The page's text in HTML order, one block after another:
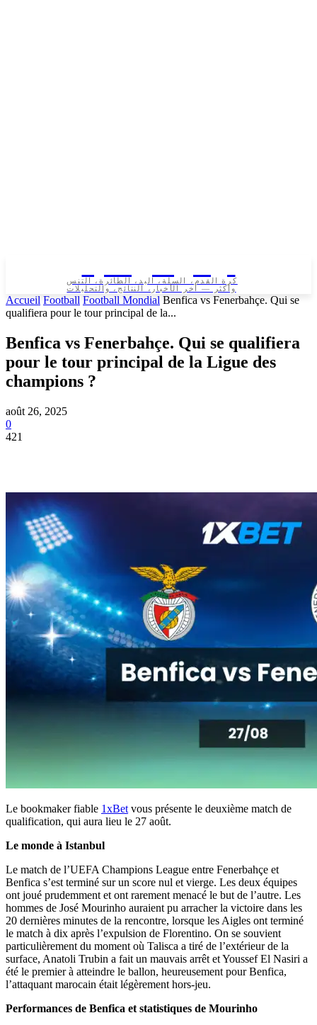
كرة القدم، السلة، اليد، الطائرة، التنس
وأكثر — آخر الأخبار، النتائج، والتحليلات
Accueil Football Football Mondial Benfica vs Fenerbahçe. Qui se
qualifiera pour le tour principal de la...
Benfica vs Fenerbahçe. Qui se qualifiera
pour le tour principal de la Ligue des
champions ?
août 26, 2025
0
421
Le bookmaker fiable 1xBet vous présente le deuxième match de
qualification, qui aura lieu le 27 août.
Le monde à Istanbul
Le match de l’UEFA Champions League entre Fenerbahçe et
Benfica s’est terminé sur un score nul et vierge. Les deux équipes
ont joué prudemment et ont rarement menacé le but de l’autre. Les
hommes de José Mourinho auraient pu arracher la victoire dans les
20 dernières minutes de la rencontre, lorsque les Aigles ont terminé
le match à dix après l’expulsion de Florentino. On se souvient
particulièrement du moment où Talisca a tiré de l’extérieur de la
surface, Anatoli Trubin a fait un mauvais arrêt et Youssef El Nasiri a
été le premier à atteindre le ballon, heureusement pour Benfica,
l’attaquant marocain était légèrement hors-jeu.
Performances de Benfica et statistiques de Mourinho